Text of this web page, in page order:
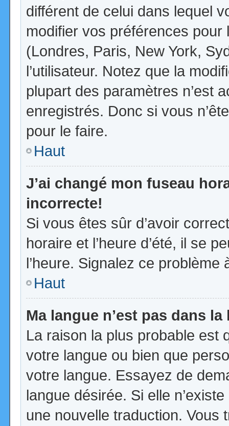
différent de celui dans lequel
modifier vos préférences
(Londres, Paris, New York,
l’utilisateur. Notez que la
plupart des paramètres n’est
enregistrés. Donc si vous
pour le faire.
Haut
J’ai changé mon fuseau
incorrecte!
Si vous êtes sûr d’avoir
horaire et l’heure d’été, il se
l’heure. Signalez ce problème
Haut
Ma langue n’est pas dans la
La raison la plus probable est
votre langue ou bien que
votre langue. Essayez de
langue désirée. Si elle
une nouvelle traduction. Vous